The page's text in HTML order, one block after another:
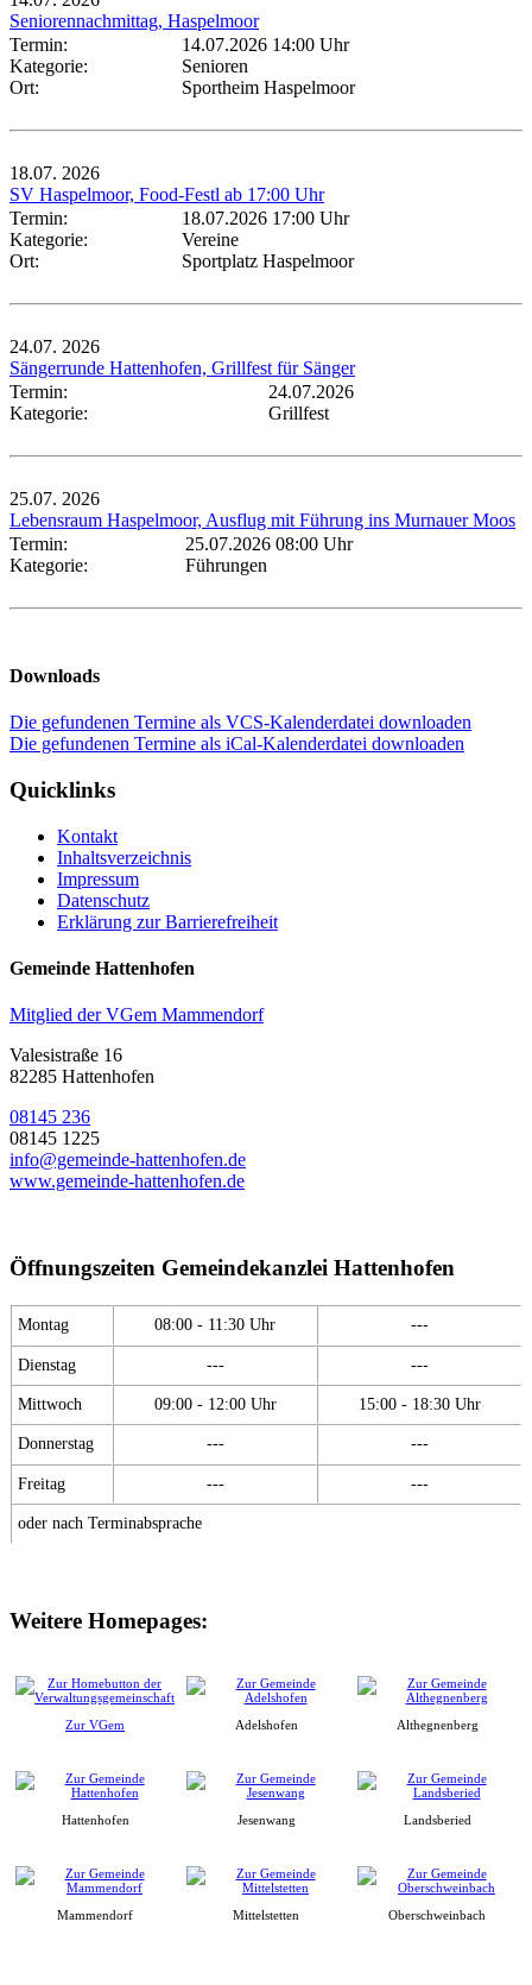
Seniorennachmittag, Haspelmoor
Termin:
14.07.2026 14:00 Uhr
Kategorie:
Senioren
Ort:
Sportheim Haspelmoor
18.07. 2026
SV Haspelmoor, Food-Festl ab 17:00 Uhr
Termin:
18.07.2026 17:00 Uhr
Kategorie:
Vereine
Ort:
Sportplatz Haspelmoor
24.07. 2026
Sängerrunde Hattenhofen, Grillfest für Sänger
Termin:
24.07.2026
Kategorie:
Grillfest
25.07. 2026
Lebensraum Haspelmoor, Ausflug mit Führung ins Murnauer Moos
Termin:
25.07.2026 08:00 Uhr
Kategorie:
Führungen
Downloads
Die gefundenen Termine als VCS-Kalenderdatei downloaden
Die gefundenen Termine als iCal-Kalenderdatei downloaden
Quicklinks
Kontakt
Inhaltsverzeichnis
Impressum
Datenschutz
Erklärung zur Barrierefreiheit
Gemeinde Hattenhofen
Mitglied der VGem Mammendorf
Valesistraße 16
82285 Hattenhofen
08145 236
08145 1225
info@gemeinde-hattenhofen.de
www.gemeinde-hattenhofen.de
Öffnungszeiten Gemeindekanzlei Hattenhofen
Montag 08:00 - 11:30 Uhr ---
Dienstag --- ---
Mittwoch 09:00 - 12:00 Uhr 15:00 - 18:30 Uhr
Donnerstag --- ---
Freitag --- ---
oder nach Terminabsprache
Weitere Homepages:
Zur VGem Adelshofen Althegnenberg
Hattenhofen Jesenwang Landsberied
Mammendorf Mittelstetten Oberschweinbach